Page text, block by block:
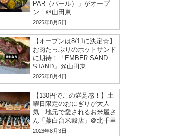
PAR（パール）」がオープ
ン！＠山田東
2026年8月5日
【オープンは8/11に決定☆】
お肉たっぷりのホットサンド
に期待！「EMBER SAND
STAND」@山田東
2026年8月4日
【130円でこの満足感！】土
曜日限定のおにぎりが大人
気！地元で愛されるお米屋さ
ん「藤白台米穀店」＠北千里
2026年8月3日